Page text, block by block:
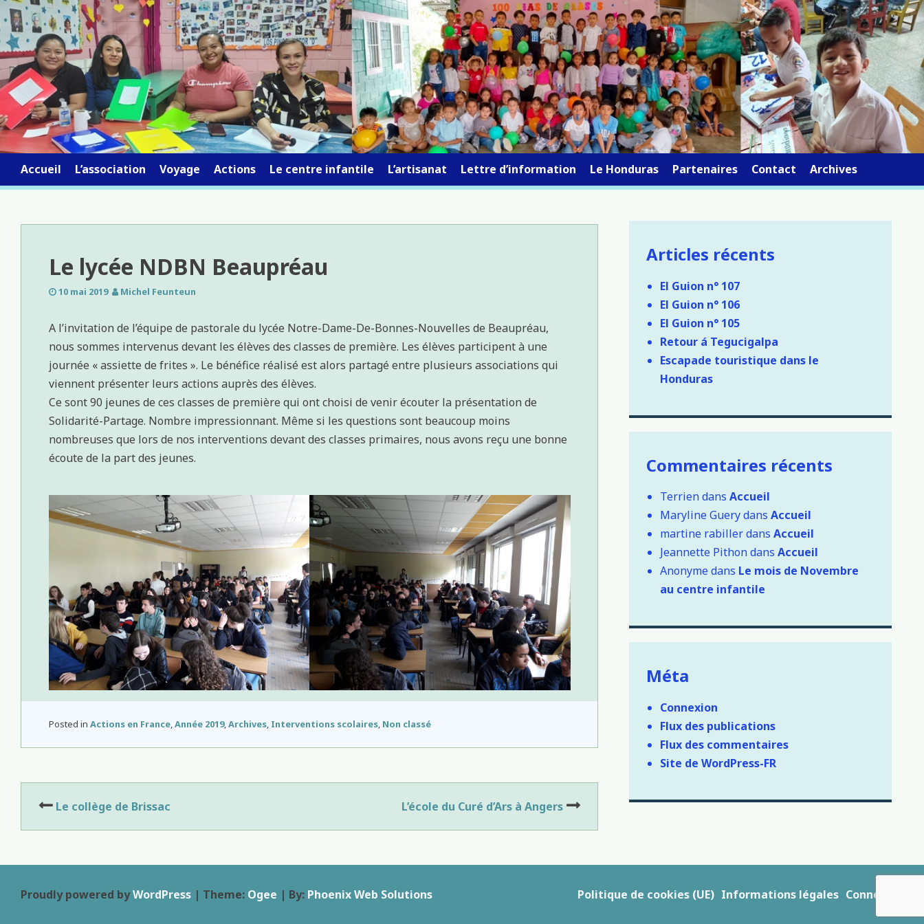
Skip
to
content
Accueil L’association Voyage Actions Le centre infantile L’artisanat Lettre d’information Le Honduras Partenaires Contact Archives
Le lycée NDBN Beaupréau
10 mai 2019 Michel Feunteun
A l’invitation de l’équipe de pastorale du lycée Notre-Dame-De-Bonnes-Nouvelles de Beaupréau,
nous sommes intervenus devant les élèves des classes de première. Les élèves participent à une
journée « assiette de frites ». Le bénéfice réalisé est alors partagé entre plusieurs associations qui
viennent présenter leurs actions auprès des élèves.
Ce sont 90 jeunes de ces classes de première qui ont choisi de venir écouter la présentation de
Solidarité-Partage. Nombre impressionnant. Même si les questions sont beaucoup moins
nombreuses que lors de nos interventions devant des classes primaires, nous avons reçu une bonne
écoute de la part des jeunes.
Posted in Actions en France,Année 2019,Archives, Interventions scolaires, Non classé
Navigation
de
Le collège de Brissac L’école du Curé d’Ars à Angers
Articles récents
El Guion n° 107
El Guion n° 106
El Guion n° 105
Retour á Tegucigalpa
Escapade touristique dans le
Honduras
Commentaires récents
TerriendansAccueil
Maryline GuerydansAccueil
martine rabillerdansAccueil
Jeannette PithondansAccueil
Anonyme dans Le mois de Novembre
au centre infantile
Méta
Connexion
Flux des publications
Flux des commentaires
Site de WordPress-FR
Proudly powered byWordPress | Theme: Ogee | By: Phoenix Web Solutions Connexion
Informations légales
Politique de cookies (UE)